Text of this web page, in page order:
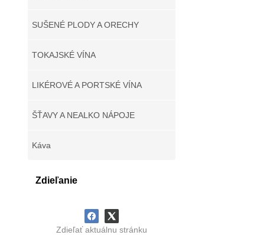
SUŠENÉ PLODY A ORECHY
TOKAJSKÉ VÍNA
LIKÉROVÉ A PORTSKÉ VÍNA
ŠŤAVY A NEALKO NÁPOJE
Káva
Zdieľanie
Zdieľať aktuálnu stránku